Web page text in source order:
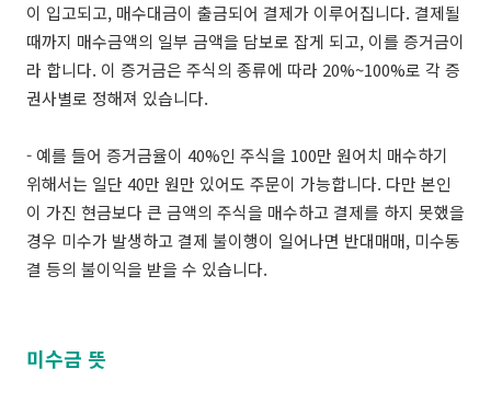
이 입고되고, 매수대금이 출금되어 결제가 이루어집니다. 결제될
때까지 매수금액의 일부 금액을 담보로 잡게 되고, 이를 증거금이
라 합니다. 이 증거금은 주식의 종류에 따라 20%~100%로 각 증
권사별로 정해져 있습니다.
- 예를 들어 증거금율이 40%인 주식을 100만 원어치 매수하기
위해서는 일단 40만 원만 있어도 주문이 가능합니다. 다만 본인
이 가진 현금보다 큰 금액의 주식을 매수하고 결제를 하지 못했을
경우 미수가 발생하고 결제 불이행이 일어나면 반대매매, 미수동
결 등의 불이익을 받을 수 있습니다.
미수금 뜻